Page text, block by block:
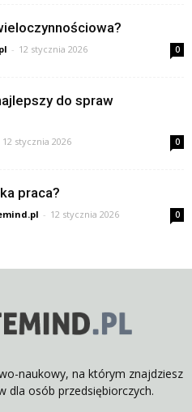
- 12 stycznia 2026 0
do spraw
12 stycznia 2026 0
praca?
- 12 stycznia 2026 0
naukowy, na którym znajdziesz
dla osób przedsiębiorczych.